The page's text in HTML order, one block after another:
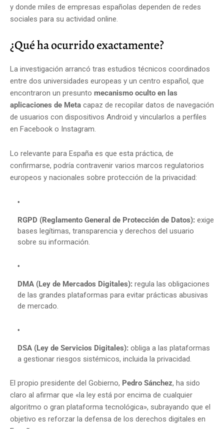
y donde miles de empresas españolas dependen de redes
sociales para su actividad online.
¿Qué ha ocurrido exactamente?
La investigación arrancó tras estudios técnicos coordinados
entre dos universidades europeas y un centro español, que
encontraron un presunto mecanismo oculto en las
aplicaciones de Meta capaz de recopilar datos de navegación
de usuarios con dispositivos Android y vincularlos a perfiles
en Facebook o Instagram.
Lo relevante para España es que esta práctica, de
confirmarse, podría contravenir varios marcos regulatorios
europeos y nacionales sobre protección de la privacidad:
RGPD (Reglamento General de Protección de Datos): exige
bases legítimas, transparencia y derechos del usuario
sobre su información.
DMA (Ley de Mercados Digitales): regula las obligaciones
de las grandes plataformas para evitar prácticas abusivas
de mercado.
DSA (Ley de Servicios Digitales): obliga a las plataformas
a gestionar riesgos sistémicos, incluida la privacidad.
El propio presidente del Gobierno, Pedro Sánchez, ha sido
claro al afirmar que «la ley está por encima de cualquier
algoritmo o gran plataforma tecnológica», subrayando que el
objetivo es reforzar la defensa de los derechos digitales en